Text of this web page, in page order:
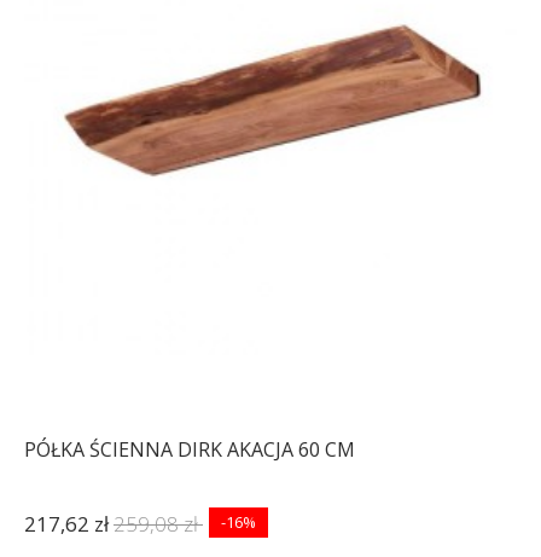
PÓŁKA ŚCIENNA DIRK AKACJA 60 CM
217,62 zł259,08 zł -16%